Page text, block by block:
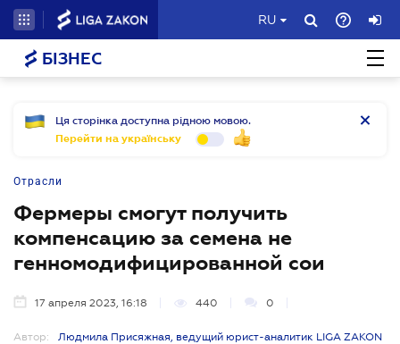
RU
БІЗНЕС
Ця сторінка доступна рідною мовою.
Перейти на українську
Отрасли
Фермеры смогут получить
компенсацию за семена не
генномодифицированной сои
17 апреля 2023, 16:18 440 0
Автор:
Людмила Присяжная, ведущий юрист-аналитик LIGA ZAKON